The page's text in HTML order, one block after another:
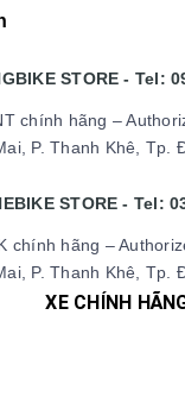
STORE - Tel:
chính hãng –
P. Thanh Khê, Tp.
STORE - Tel:
chính hãng –
P. Thanh Khê, Tp.
XE CHÍNH